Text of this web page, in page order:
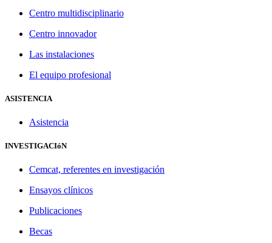
Centro multidisciplinario
Centro innovador
Las instalaciones
El equipo profesional
ASISTENCIA
Asistencia
INVESTIGACIóN
Cemcat, referentes en investigación
Ensayos clínicos
Publicaciones
Becas